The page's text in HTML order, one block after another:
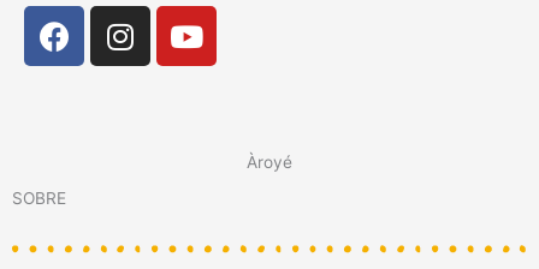
Facebook
Instagram
Youtube
Àroyé
SOBRE